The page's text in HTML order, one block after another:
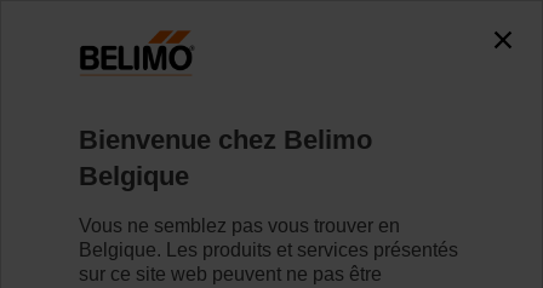
accessing the absolute URL
"https://www.belimo.com/be/fr_FR/~mgnlArea=cookies~".
https://www.belimo.com/be/fr_FR/~mgnlArea=cookies~
ZG-EFB
Bienvenue chez Belimo
Belgique
Vous ne semblez pas vous trouver en
Belgique. Les produits et services présentés
sur ce site web peuvent ne pas être